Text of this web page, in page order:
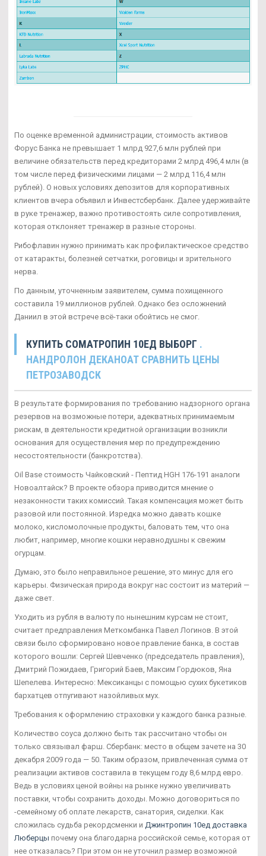
По оценке временной администрации, стоимость активов
Форус Банка не превышает 1 млрд 927,6 млн рублей при
величине обязательств перед кредиторами 2 млрд 496,4 млн (в
том числе перед физическими лицами — 2 млрд 116,4 млн
рублей). О новых условиях депозитов для корпоративных
клиентов вчера объявил и Инвестсбербанк. Далее удерживайте
в руке тренажер, важно противостоять силе сопротивления,
которая отклоняет тренажер в разные стороны.
Рибофлавин нужно принимать как профилактическое средство
от катаракты, болезней сетчатки, роговицы и зрительного
нерва.
По данным, уточненным заявителем, сумма похищенного
составила 19 миллионов рублей. Однако без осложнений
Даниил в этой встрече всё-таки обойтись не смог.
КУПИТЬ CОМАТРОПИН 10ЕД ВЫБОРГ .
НАНДРОЛОН ДЕКАНОАТ СРАВНИТЬ ЦЕНЫ
ПЕТРОЗАВОДСК
В результате формирования по требованию надзорного органа
резервов на возможные потери, адекватных принимаемым
рискам, в деятельности кредитной организации возникли
основания для осуществления мер по предупреждению
несостоятельности (банкротства).
Oil Base стоимость Чайковский - Пептид HGH 176-191 аналоги
Новоалтайск? В проекте обзора приводится мнение о
незаконности таких комиссий. Такая компенсация может быть
разовой или постоянной. Изредка можно давать кошке
молоко, кисломолочные продукты, баловать тем, что она
любит, например, многие кошки неравнодушны к свежим
огурцам.
Думаю, это было неправильное решение, это минус для его
карьеры. Физическая природа вокруг нас состоит из материй —
даже свет.
Уходить из рубля в валюту по нынешним курсам не стоит,
считает предправления Меткомбанка Павел Логинов. В этой
связи было сформировано новое правление банка, в состав
которого вошли: Сергей Шевченко (председатель правления),
Дмитрий Пожидаев, Григорий Баев, Максим Гордюков, Яна
Шепелева. Интересно: Мексиканцы с помощью сухих букетиков
бархатцев отпугивают назойливых мух.
Требования к оформлению страховки у каждого банка разные.
Количество соуса должно быть так рассчитано чтобы он
только связывал фарш. Сбербанк: место в общем зачете на 30
декабря 2009 года — 50. Таким образом, привлеченная сумма от
реализации активов составила в текущем году 8,6 млрд евро.
Ведь в условиях ценой войны на рынке нужно увеличивать
поставки, чтобы сохранить доходы. Можно договориться по
-семейному об оплате лекарств, санатория, сиделки. Как
сложилась судьба рекордсменки и Джинтропин 10ед доставка
Люберцы почему она благодарна российской семье, которая от
нее отказалась? При этом он не уточнил размер возможной